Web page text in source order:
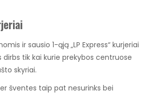
ir sausio 1-ąją „LP Express“ kurjeriai
dirbs tik kai kurie prekybos centruose
skyriai.
šventes taip pat nesurinks bei